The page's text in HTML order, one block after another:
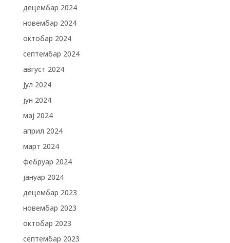
децембар 2024
новембар 2024
октобар 2024
септембар 2024
август 2024
јул 2024
јун 2024
мај 2024
април 2024
март 2024
фебруар 2024
јануар 2024
децембар 2023
новембар 2023
октобар 2023
септембар 2023